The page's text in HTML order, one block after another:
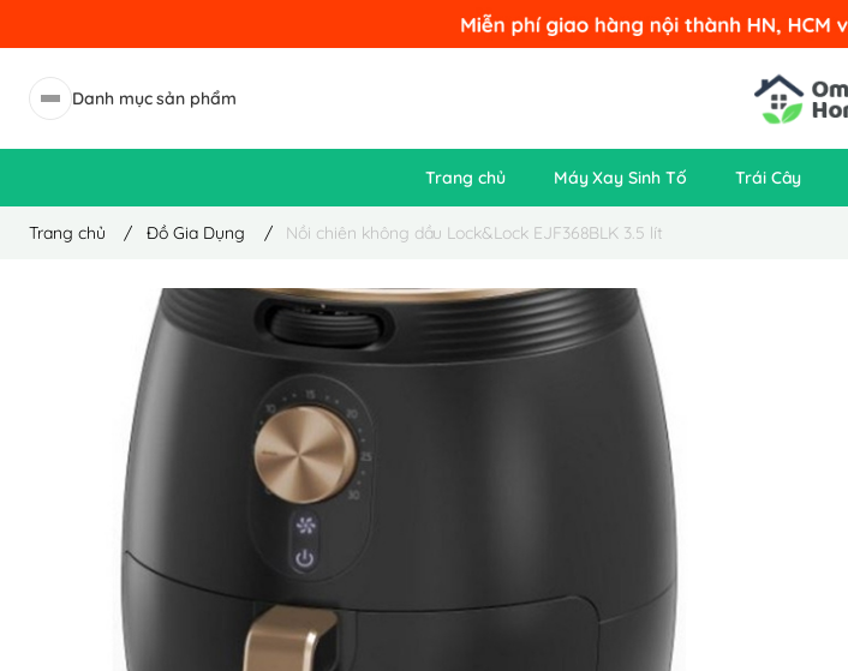
Danh mục sản phẩm
Trang chủ Máy Xay Sinh Tố Trái Cây
Trang chủ / Đồ Gia Dụng / Nồi chiên không dầu Lock&Lock EJF368BLK 3.5 lít